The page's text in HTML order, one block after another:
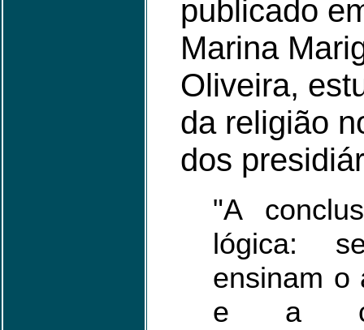
publicado
Marina
Oliveira,
da religião
dos
"A
lógica:
ensinam o
e a